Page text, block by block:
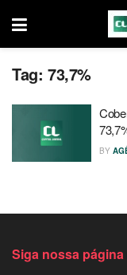
Tag: 73,7%
BY
Siga nossa